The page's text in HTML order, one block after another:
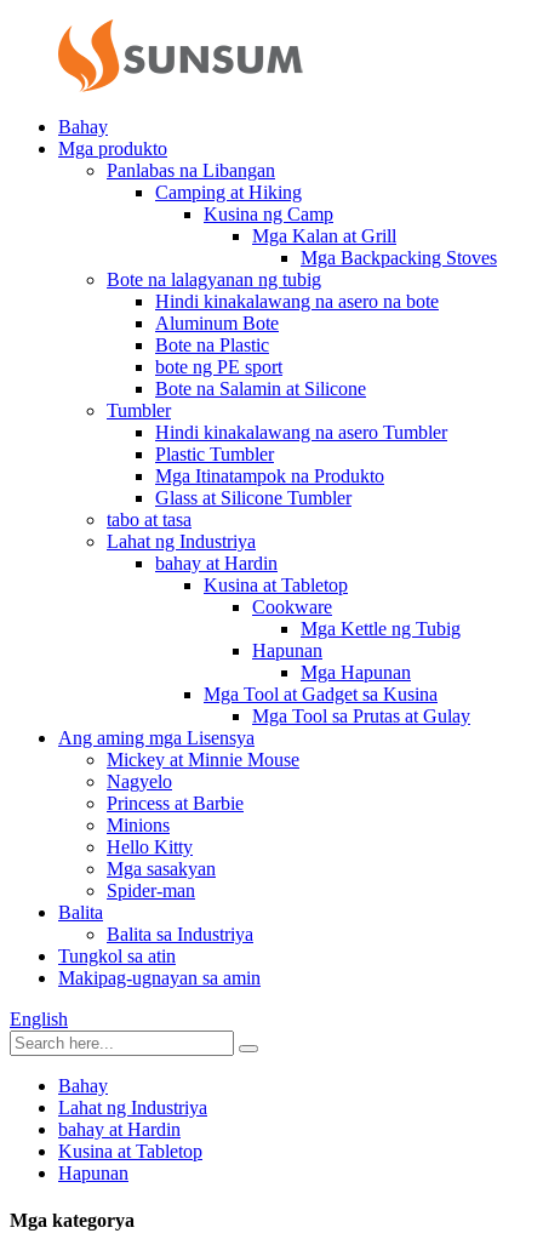
Bahay
Mga produkto
Panlabas na Libangan
Camping at Hiking
Kusina ng Camp
Mga Kalan at Grill
Mga Backpacking Stoves
Bote na lalagyanan ng tubig
Hindi kinakalawang na asero na bote
Aluminum Bote
Bote na Plastic
bote ng PE sport
Bote na Salamin at Silicone
Tumbler
Hindi kinakalawang na asero Tumbler
Plastic Tumbler
Mga Itinatampok na Produkto
Glass at Silicone Tumbler
tabo at tasa
Lahat ng Industriya
bahay at Hardin
Kusina at Tabletop
Cookware
Mga Kettle ng Tubig
Hapunan
Mga Hapunan
Mga Tool at Gadget sa Kusina
Mga Tool sa Prutas at Gulay
Ang aming mga Lisensya
Mickey at Minnie Mouse
Nagyelo
Princess at Barbie
Minions
Hello Kitty
Mga sasakyan
Spider-man
Balita
Balita sa Industriya
Tungkol sa atin
Makipag-ugnayan sa amin
English
Bahay
Lahat ng Industriya
bahay at Hardin
Kusina at Tabletop
Hapunan
Mga kategorya